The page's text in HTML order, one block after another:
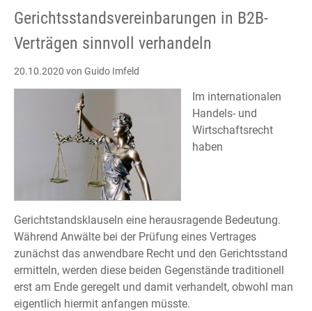
Gerichtsstandsvereinbarungen in B2B-
Verträgen sinnvoll verhandeln
20.10.2020 von Guido Imfeld
Im internationalen
Handels- und
Wirtschaftsrecht
haben
Gerichtstandsklauseln eine herausragende Bedeutung.
Während Anwälte bei der Prüfung eines Vertrages
zunächst das anwendbare Recht und den Gerichtsstand
ermitteln, werden diese beiden Gegenstände traditionell
erst am Ende geregelt und damit verhandelt, obwohl man
eigentlich hiermit anfangen müsste.